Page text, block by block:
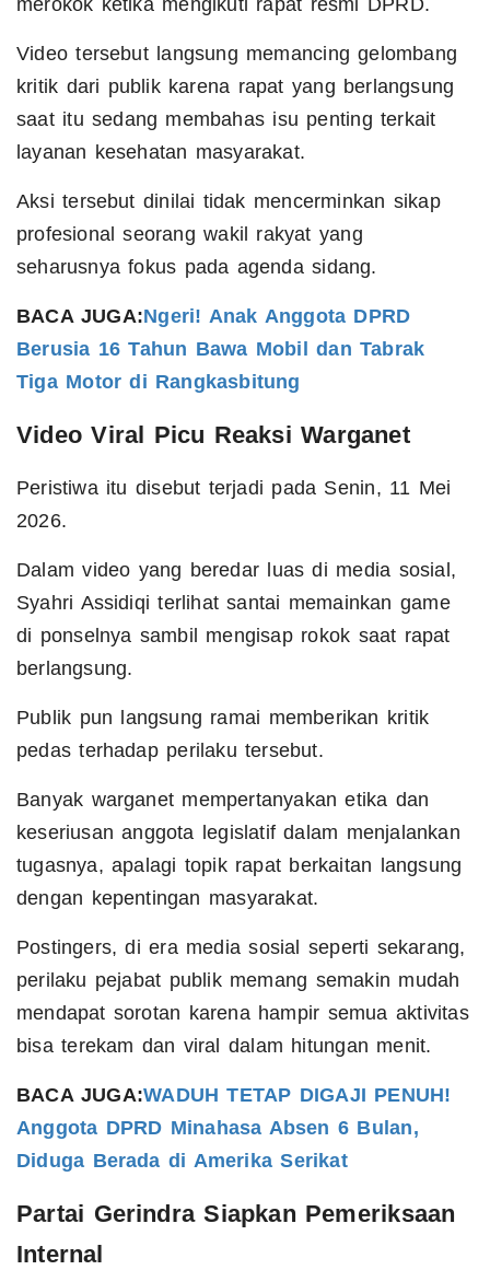
merokok ketika mengikuti rapat resmi DPRD.
Video tersebut langsung memancing gelombang
kritik dari publik karena rapat yang berlangsung
saat itu sedang membahas isu penting terkait
layanan kesehatan masyarakat.
Aksi tersebut dinilai tidak mencerminkan sikap
profesional seorang wakil rakyat yang
seharusnya fokus pada agenda sidang.
BACA JUGA:Ngeri! Anak Anggota DPRD
Berusia 16 Tahun Bawa Mobil dan Tabrak
Tiga Motor di Rangkasbitung
Video Viral Picu Reaksi Warganet
Peristiwa itu disebut terjadi pada Senin, 11 Mei
2026.
Dalam video yang beredar luas di media sosial,
Syahri Assidiqi terlihat santai memainkan game
di ponselnya sambil mengisap rokok saat rapat
berlangsung.
Publik pun langsung ramai memberikan kritik
pedas terhadap perilaku tersebut.
Banyak warganet mempertanyakan etika dan
keseriusan anggota legislatif dalam menjalankan
tugasnya, apalagi topik rapat berkaitan langsung
dengan kepentingan masyarakat.
Postingers, di era media sosial seperti sekarang,
perilaku pejabat publik memang semakin mudah
mendapat sorotan karena hampir semua aktivitas
bisa terekam dan viral dalam hitungan menit.
BACA JUGA:WADUH TETAP DIGAJI PENUH!
Anggota DPRD Minahasa Absen 6 Bulan,
Diduga Berada di Amerika Serikat
Partai Gerindra Siapkan Pemeriksaan
Internal